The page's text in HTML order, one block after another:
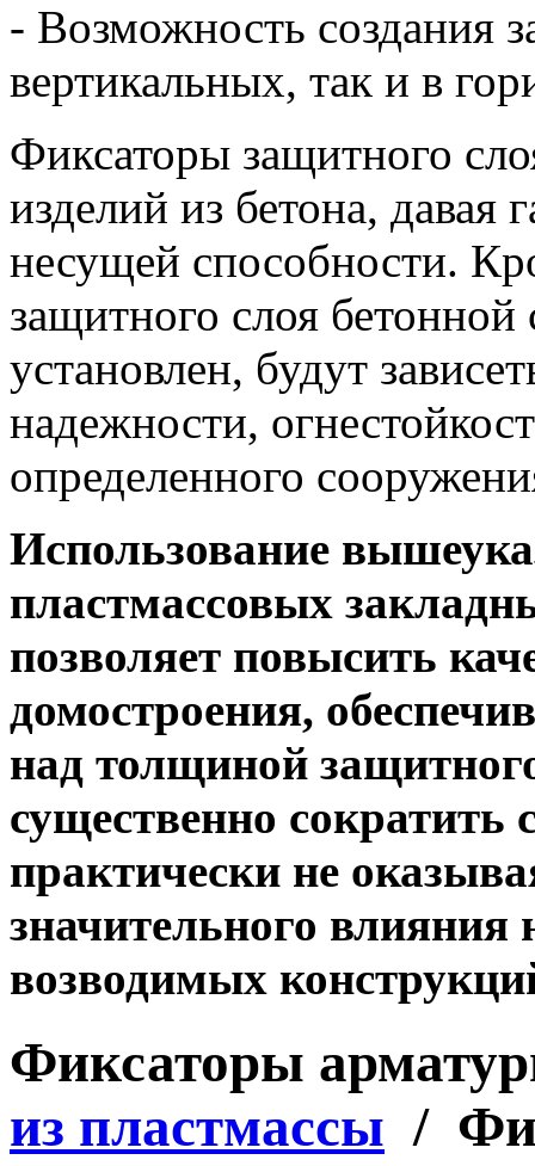
- Возможность создания
вертикальных, так и в
Фиксаторы защитного
изделий из бетона, давая
несущей способности.
защитного слоя
установлен, будут
надежности,
определенного
Использование
пластмассовых
позволяет повысить
домостроения,
над толщиной
существенно сократить
практически не
значительного влияния
возводимых
Фиксаторы
из пластмассы /